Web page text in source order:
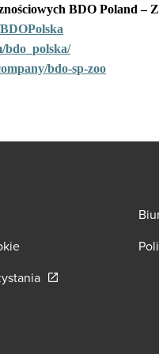
BDO Poland –
bdo_polska/
bdo-sp-zoo
Opens in a new